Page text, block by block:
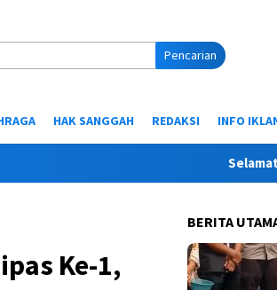
Pencarian
HAK SANGGAH REDAKSI INFO
Selamat
Ke-1,
BERITA